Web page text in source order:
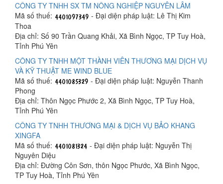
CÔNG TY TNHH SX TM NÔNG NGHIỆP NGUYÊN LÂM
Mã số thuế:
- Đại diện pháp luật: Lê Thị Kim
Thoa
Địa chỉ: Số 90 Trần Quang Khải, Xã Bình Ngọc, TP Tuy Hoà,
Tỉnh Phú Yên
CÔNG TY TNHH MỘT THÀNH VIÊN THƯƠNG MẠI DỊCH VỤ
VÀ KỸ THUẬT ME WIND BLUE
Mã số thuế:
- Đại diện pháp luật: Nguyễn Thanh
Phong
Địa chỉ: Thôn Ngọc Phước 2, Xã Bình Ngọc, TP Tuy Hoà,
Tỉnh Phú Yên
CÔNG TY TNHH THƯƠNG MẠI & DỊCH VỤ BẢO KHANG
XINGFA
Mã số thuế:
- Đại diện pháp luật: Nguyễn Thị
Nguyên Diệu
Địa chỉ: Đường Côn Sơn, thôn Ngọc Phước, Xã Bình Ngọc,
TP Tuy Hoà, Tỉnh Phú Yên